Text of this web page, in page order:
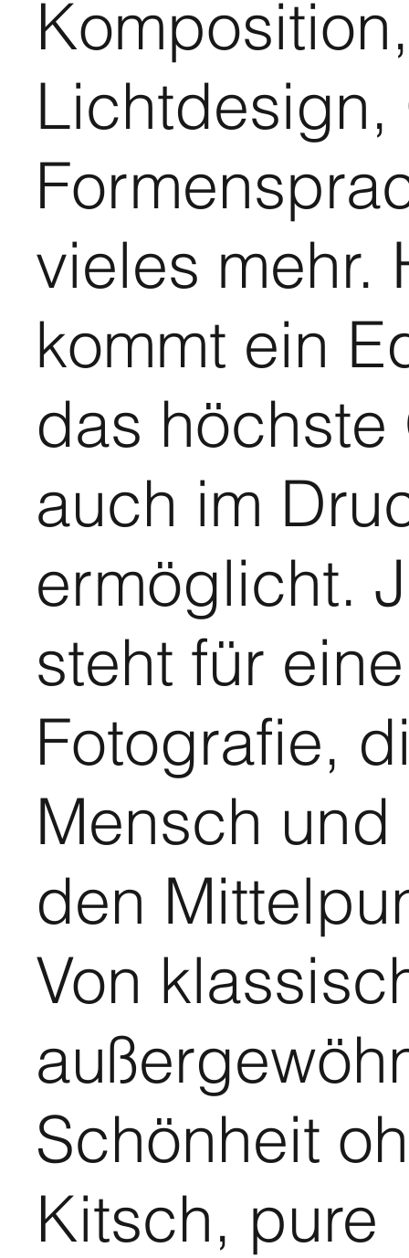
Komposition,
Lichtdesign,
vieles mehr.
kommt ein
das höchste
auch im
ermöglicht.
steht für eine
Fotografie,
Mensch
den
Von
Schönheit
Kitsch, pure